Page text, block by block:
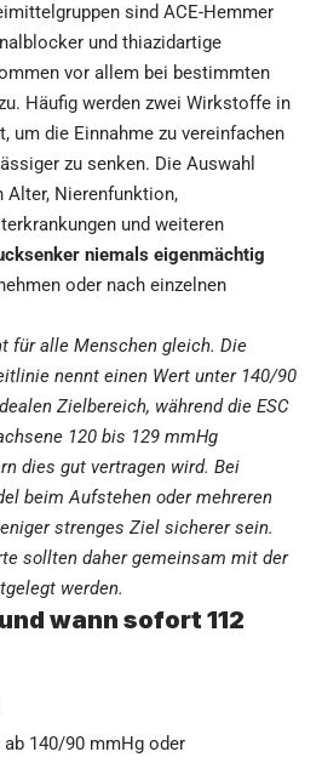
sind ACE-Hemmer
und thiazidartige
vor allem bei bestimmten
Häufig werden zwei Wirkstoffe in
um die Einnahme zu vereinfachen
zu senken. Die Auswahl
Alter, Nierenfunktion,
und weiteren
niemals eigenmächtig
oder nach einzelnen
für alle Menschen gleich. Die
nennt einen Wert unter 140/90
Zielbereich, während die ESC
120 bis 129 mmHg
dies gut vertragen wird. Bei
beim Aufstehen oder mehreren
strenges Ziel sicherer sein.
sollten daher gemeinsam mit der
werden.
wann sofort 112
140/90 mmHg oder